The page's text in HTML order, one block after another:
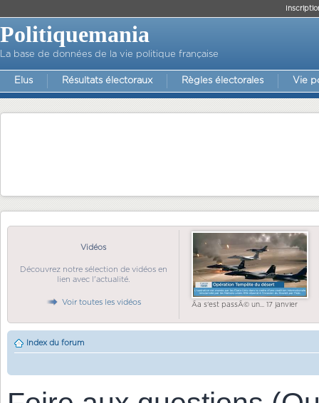
Politiquemania
La base de données de la vie politique française
Elus Résultats électoraux Règles électorales Vie
Vidéos
Découvrez notre sélection de vidéos en
lien avec l'actualité.
Voir toutes les vidéos Ãa s'est passÃ© un... 17 janvier
Index du forum